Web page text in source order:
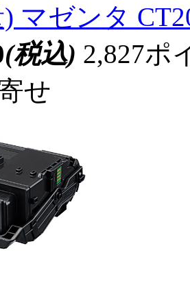
マゼンタ
(税込) 2,827ポ
せ